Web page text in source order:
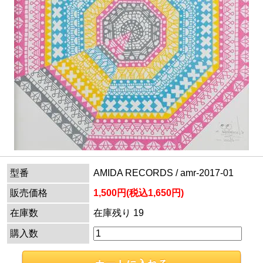
型番
AMIDA RECORDS / amr-2017-01
販売価格
1,500円(税込1,650円)
在庫数
在庫残り 19
購入数